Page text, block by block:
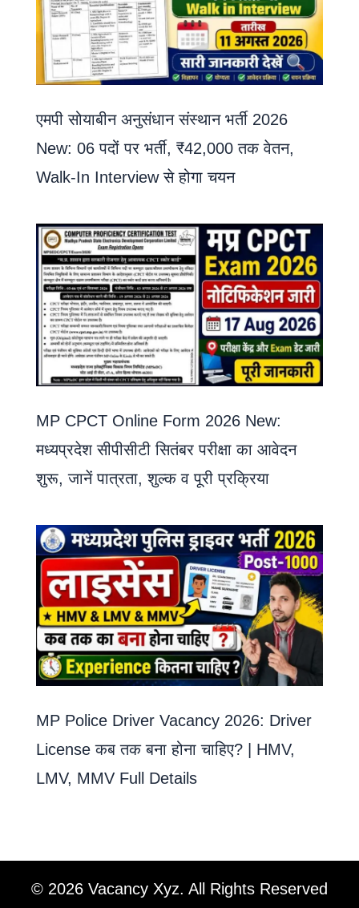
एमपी सोयाबीन अनुसंधान संस्थान भर्ती 2026
New: 06 पदों पर भर्ती, ₹42,000 तक वेतन,
Walk-In Interview से होगा चयन
MP CPCT Online Form 2026 New:
मध्यप्रदेश सीपीसीटी सितंबर परीक्षा का आवेदन
शुरू, जानें पात्रता, शुल्क व पूरी प्रक्रिया
MP Police Driver Vacancy 2026: Driver
License कब तक बना होना चाहिए? | HMV,
LMV, MMV Full Details
© 2026 Vacancy Xyz. All Rights Reserved